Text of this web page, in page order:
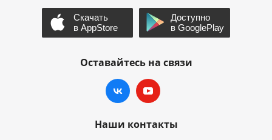
Оставайтесь на связи
Наши контакты